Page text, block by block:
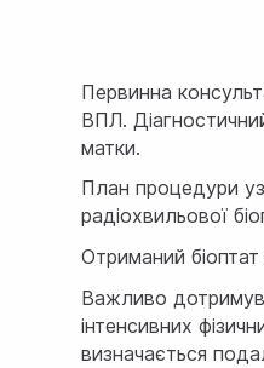
Первинна
ВПЛ.
матки.
План процедури
радіохвильової
Отриманий
Важливо
інтенсивних
визначається